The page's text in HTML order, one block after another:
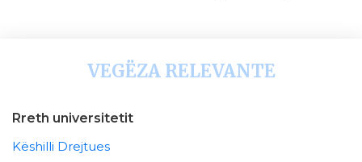
VEGËZA RELEVANTE
Rreth universitetit
Këshilli Drejtues